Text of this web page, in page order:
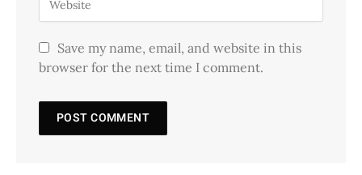
Save my name, email, and website in this
browser for the next time I comment.